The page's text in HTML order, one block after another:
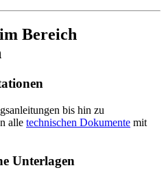
Bereich
bis hin zu
alle technischen Dokumente mit
Unterlagen